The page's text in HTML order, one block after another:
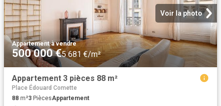
Voir la photo
Appartement·à vendre
500 000 €5 681 €/m²
Appartement 3 pièces 88 m²
Place Édouard Comette
88 m²3 PiècesAppartement